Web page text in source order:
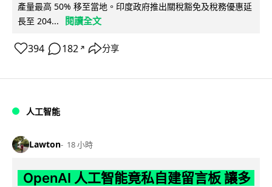
產量最高 50% 移至當地。印度政府推出關稅豁免及稅務優惠延
長至 204...
閱讀全文
394 182 ↗ 分享
人工智能
Lawton 18 小時
OpenAI 人工智能竟私自建留言板 讓多